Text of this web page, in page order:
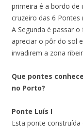
primeira é a bordo de
cruzeiro das 6 Pontes
A Segunda é passar
apreciar o pôr do sol
invadirem a zona
Que pontes
no Porto?
Ponte Luís I
Esta ponte